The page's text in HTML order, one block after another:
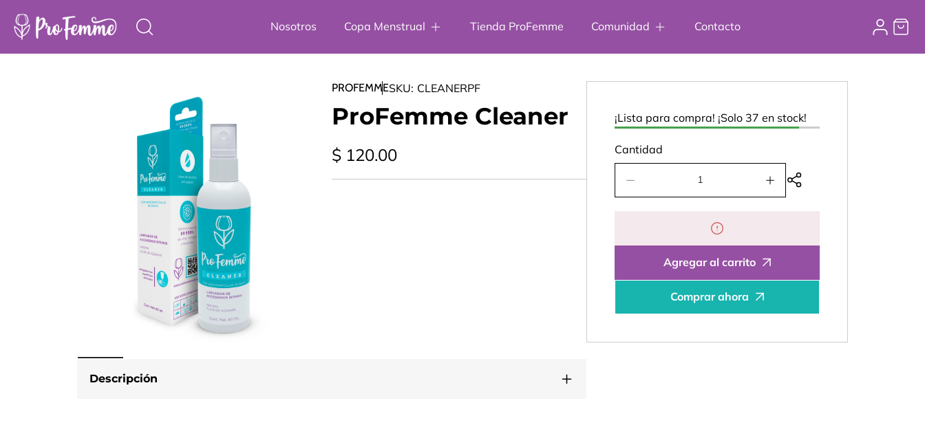
contenido
Nosotros Copa Menstrual Tienda ProFemme Comunidad Contacto
Iniciar
sesiónCarrito
Abrir
PROFEMMESKU: CLEANERPF
ProFemme Cleaner
Precio
regular
$ 120.00
Descripción
¡Lista para compra! ¡Solo 37 en stock!
Cantidad
cantidad
Aumentar
cantidad
Agregar al carrito
Comprar ahora